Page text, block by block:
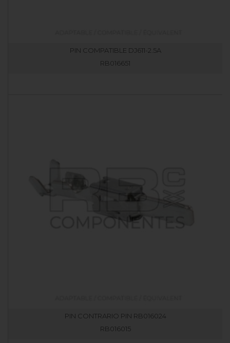
PIN COMPATIBLE DJ611-2.5A
RB016651
PIN CONTRARIO PIN RB016024
RB016015